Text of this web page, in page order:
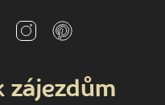
zájezdům